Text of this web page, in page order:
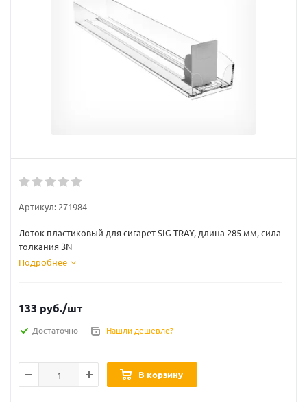
Артикул: 271984
Лоток пластиковый для сигарет SIG-TRAY, длина 285 мм, сила
толкания 3N
Подробнее
133 руб./шт
Достаточно Нашли дешевле?
В корзину